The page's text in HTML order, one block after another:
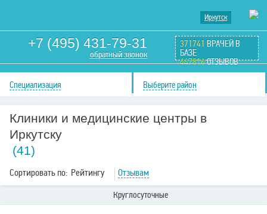
Иркутск
+7 (495) 431-79-31
обратный звонок
371741 ВРАЧЕЙ В
БАЗЕ
447816ОТЗЫВОВ
Специализация Выберите район
Клиники и медицинские центры в
Иркутску
(41)
Сортировать по: Рейтингу Отзывам
Круглосуточные